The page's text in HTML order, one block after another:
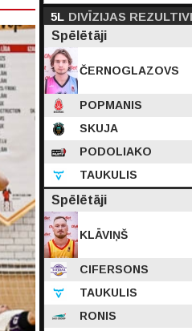
5L DIVĪZIJAS
Spēlētāji
ČERNOGLAZOVS
POPMANIS
SKUJA
PODOLIAKO
TAUKULIS
Spēlētāji
KLĀVIŅŠ
CIFERSONS
TAUKULIS
RONIS